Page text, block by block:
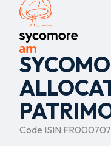
Code ISIN: